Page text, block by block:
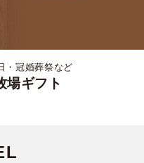
・冠婚葬祭など
場ギフト